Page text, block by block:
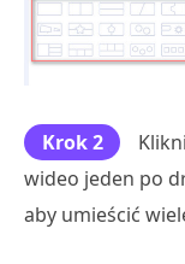
Krok 2
wideo jeden po
aby umieścić